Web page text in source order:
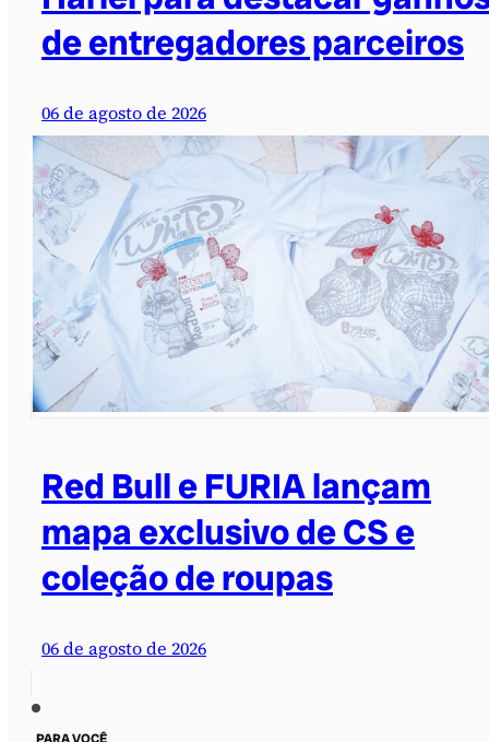
de entregadores parceiros
06 de agosto de 2026
Red Bull e FURIA lançam
mapa exclusivo de CS e
coleção de roupas
06 de agosto de 2026
PARA VOCÊ